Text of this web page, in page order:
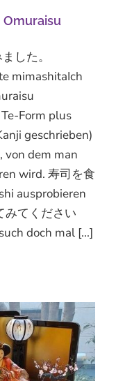
した。
mimashitaIch
Form plus
geschrieben)
von dem man
wird. 寿司を食
ausprobieren
みてください
doch mal [...]